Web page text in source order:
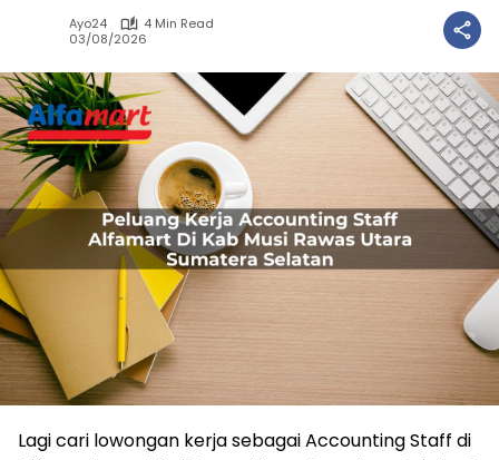
Ayo24
4 Min Read
03/08/2026
Lagi cari lowongan kerja sebagai Accounting Staff di